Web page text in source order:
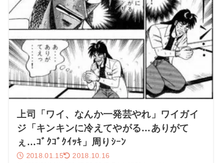
上司「ワイ、なんか一発芸やれ」ワイガイ
ジ「キンキンに冷えてやがる…ありがて
ぇ…ｺﾞｸｺﾞｸｲｯｷ」周りｼｰﾝ
2018.01.15 2018.10.16